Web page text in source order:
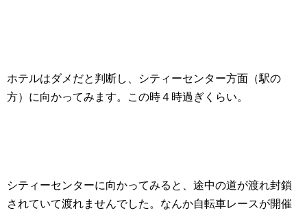
ホテルはダメだと判断し、シティーセンター方面（駅の
方）に向かってみます。この時４時過ぎくらい。
シティーセンターに向かってみると、途中の道が渡れ封鎖
されていて渡れませんでした。なんか自転車レースが開催